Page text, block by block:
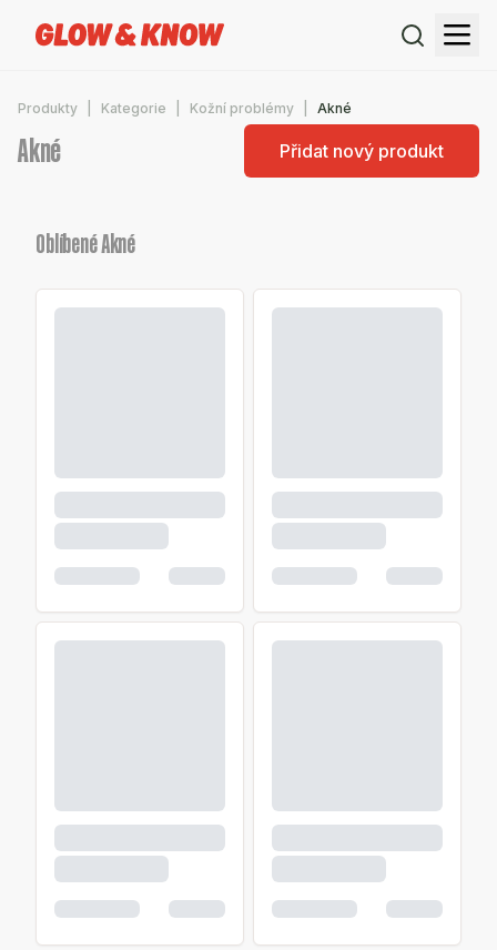
Produkty Kategorie Kožní problémy Akné
Akné Přidat nový produkt
Oblíbené Akné